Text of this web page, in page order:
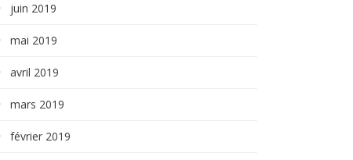
juin 2019
mai 2019
avril 2019
mars 2019
février 2019